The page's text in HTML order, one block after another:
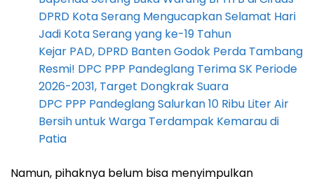
DPRD Kota Serang Mengucapkan Selamat Hari
Jadi Kota Serang yang ke-19 Tahun
Kejar PAD, DPRD Banten Godok Perda Tambang
Resmi! DPC PPP Pandeglang Terima SK Periode
2026-2031, Target Dongkrak Suara
DPC PPP Pandeglang Salurkan 10 Ribu Liter Air
Bersih untuk Warga Terdampak Kemarau di
Patia
Namun, pihaknya belum bisa menyimpulkan